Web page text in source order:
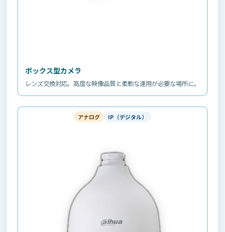
ボックス型カメラ
レンズ交換対応。高度な映像品質と柔軟な運用が必要な場所に。
アナログ IP（デジタル）